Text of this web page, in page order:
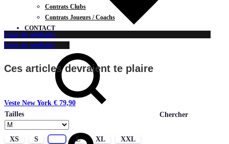
Contrats Clubs
Contrats Joueurs / Coachs
CONTACT
Chercher
Liste de souhaits
Liste de souhaits
Ces articles devraient te plaire
Veste New York € 79,90
Tailles
XS S L XL
XXL